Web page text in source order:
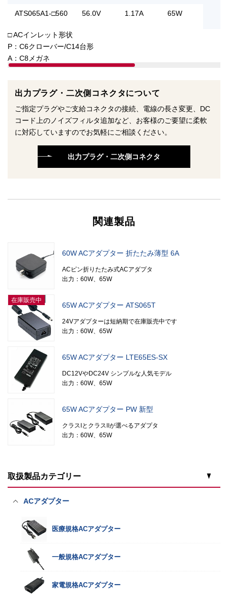
ATS065A1-□560 56.0V 1.17A 65W
□ ACインレット形状
P：C6クローバー/C14台形
A：C8メガネ
出力プラグ・二次側コネクタについて
ご指定プラグやご支給コネクタの接続、電線の長さ変更、DC
コード上のノイズフィルタ追加など、お客様のご要望に柔軟
に対応していますのでお気軽にご相談ください。
出力プラグ・二次側コネクタ
関連製品
60W ACアダプター 折たたみ薄型 6A
ACピン折りたたみ式ACアダプタ
出力：60W、65W
在庫販売中
65W ACアダプター ATS065T
24Vアダプターは短納期で在庫販売中です
出力：60W、65W
65W ACアダプター LTE65ES-SX
DC12VやDC24V シンプルな人気モデル
出力：60W、65W
65W ACアダプター PW 新型
クラスⅠとクラスⅡが選べるアダプタ
出力：60W、65W
取扱製品カテゴリー
ACアダプター
医療規格ACアダプター
一般規格ACアダプター
家電規格ACアダプター